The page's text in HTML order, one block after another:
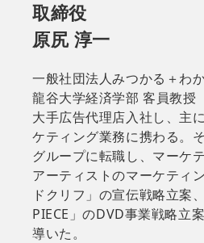
取締役
原尻 淳一
一般社団法人みつかる＋わ
龍谷大学経済学部 客員教授
大手広告代理店入社し、主
ケティング業務に携わる。
グループに転職し、マーケ
アーティストのマーケティ
ドクリフ」の宣伝戦略立案
PIECE」のDVD事業戦略立
導いた。